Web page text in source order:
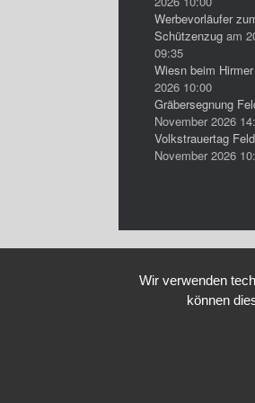
Werbevorläufer
Schützenzug am
09:35
Wiesn beim Hirmer
2026 10:00
Gräbersegnung
November 2026
Volkstrauertag
November 2026
Wir verwenden
können